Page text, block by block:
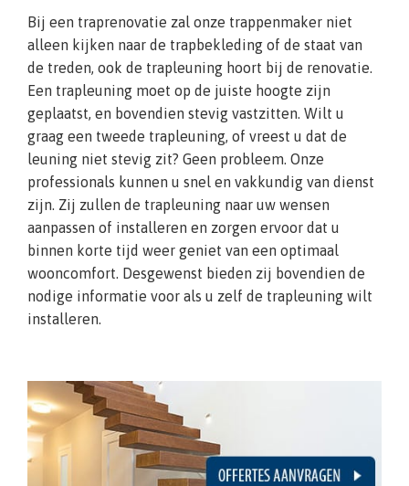
Bij een traprenovatie zal onze trappenmaker niet
alleen kijken naar de trapbekleding of de staat van
de treden, ook de trapleuning hoort bij de renovatie.
Een trapleuning moet op de juiste hoogte zijn
geplaatst, en bovendien stevig vastzitten. Wilt u
graag een tweede trapleuning, of vreest u dat de
leuning niet stevig zit? Geen probleem. Onze
professionals kunnen u snel en vakkundig van dienst
zijn. Zij zullen de trapleuning naar uw wensen
aanpassen of installeren en zorgen ervoor dat u
binnen korte tijd weer geniet van een optimaal
wooncomfort. Desgewenst bieden zij bovendien de
nodige informatie voor als u zelf de trapleuning wilt
installeren.